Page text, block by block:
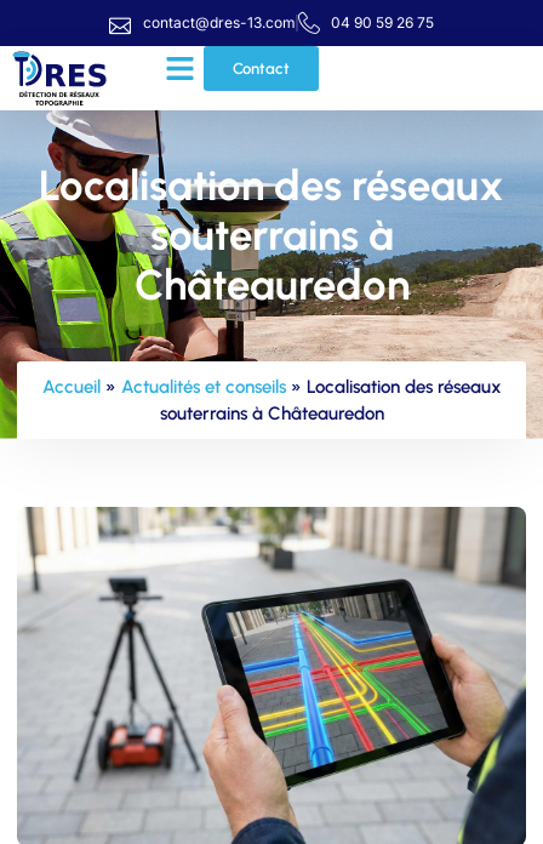
contact@dres-13.com 04 90 59 26 75
Contact
Localisation des réseaux
souterrains à
Châteauredon
Accueil» Actualités et conseils» Localisation des réseaux
souterrains à Châteauredon